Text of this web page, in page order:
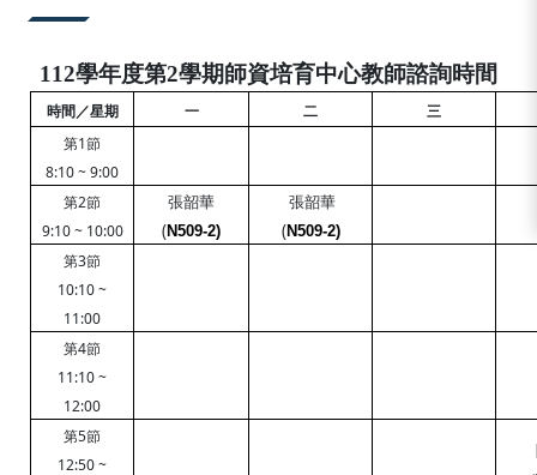
112學年度第2學期師資培育中心教師諮詢時間
時間／星期 一 二
三
第1節
8:10 ~ 9:00
第2節
9:10 ~ 10:00
張韶華
(N509-2)
張韶華
(N509-2)
第3節
10:10 ~
11:00
第4節
11:10 ~
12:00
第5節
12:50 ~